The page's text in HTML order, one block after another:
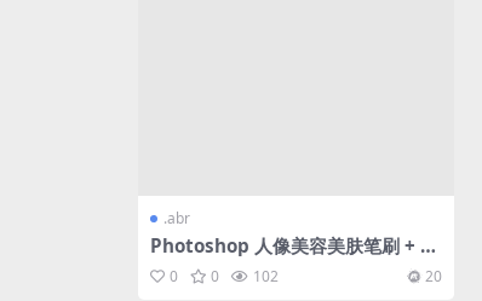
.abr
Photoshop 人像美容美肤笔刷 + 教
程 合集
0 0 102 20